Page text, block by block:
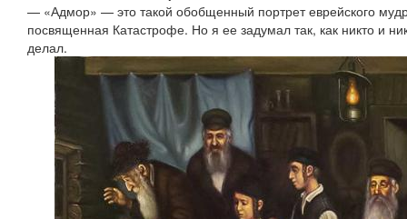
— «Адмор» — это такой обобщенный портрет еврейского
посвященная Катастрофе. Но я ее задумал так, как никто и
делал.